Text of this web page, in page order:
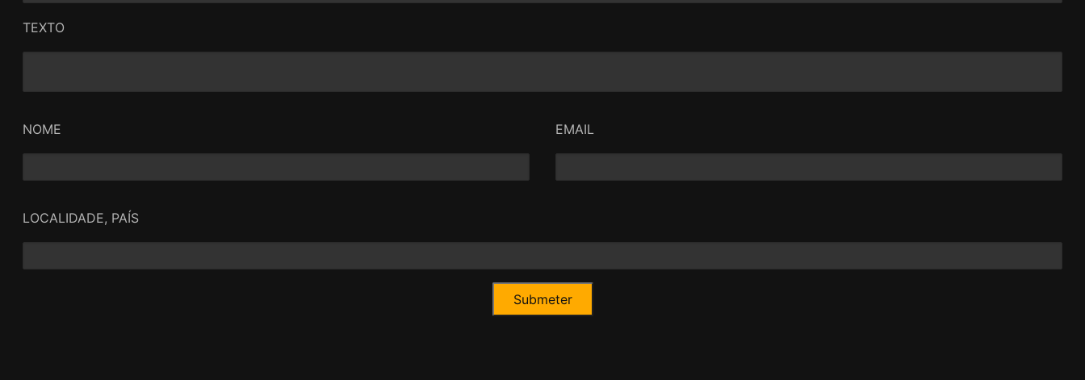
amor pode não ser suficiente para salvar. Neste filme salva, mas numa nota
dissonante, um inesperado impulso de Jackie. Um belo filme.
TEXTO
NOME EMAIL
LOCALIDADE, PAÍS